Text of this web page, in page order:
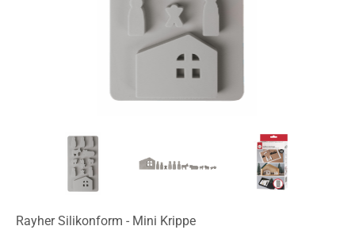
Rayher Silikonform - Mini Krippe